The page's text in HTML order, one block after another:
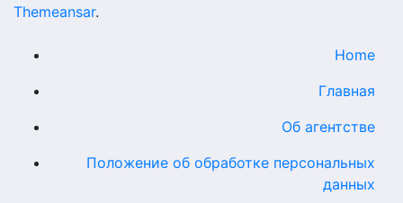
Themeansar.
Home
Главная
Об агентстве
Положение об обработке персональных
данных